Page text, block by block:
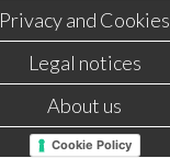
Privacy and Cookies
Legal notices
About us
Cookie Policy